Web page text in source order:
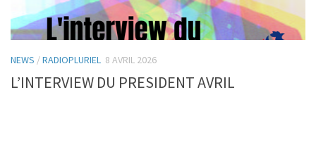
NEWS /RADIOPLURIEL 8 AVRIL 2026
L’INTERVIEW DU PRESIDENT AVRIL